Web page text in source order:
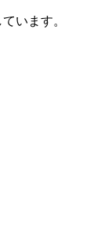
います。